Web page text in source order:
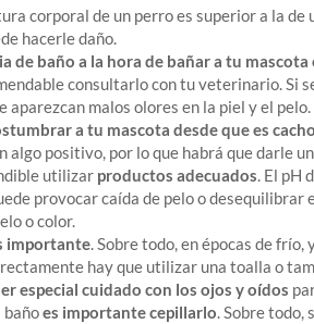
corporal de un perro es superior a la
hacerle daño.
de baño a la hora de bañar a tu
consultarlo con tu veterinario. Si
aparezcan malos olores en la piel y el pelo.
a tu mascota desde que es
algo positivo, por lo que habrá que darle
utilizar productos adecuados. El pH
provocar caída de pelo o
o color.
importante. Sobre todo, en épocas de
hay que utilizar una toalla o
especial cuidado con los ojos y oídos
bañoes importante cepillarlo. Sobre todo,